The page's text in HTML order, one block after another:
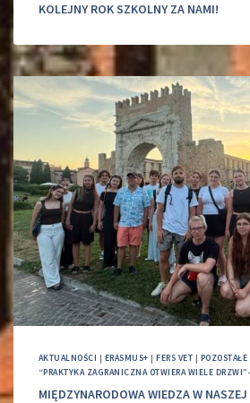
KOLEJNY ROK SZKOLNY ZA NAMI!
AKTUALNOŚCI | ERASMUS+ |FERS VET | POZOSTAŁE
“PRAKTYKA ZAGRANICZNA OTWIERA WIELE
MIĘDZYNARODOWA WIEDZA W